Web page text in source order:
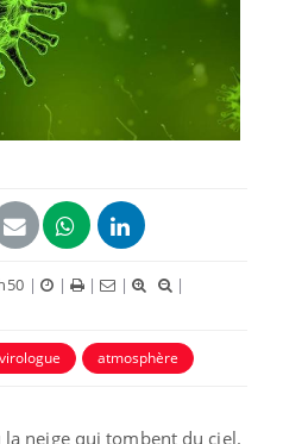
| | | |
|
virologue atmosphère
neige qui tombent du ciel.